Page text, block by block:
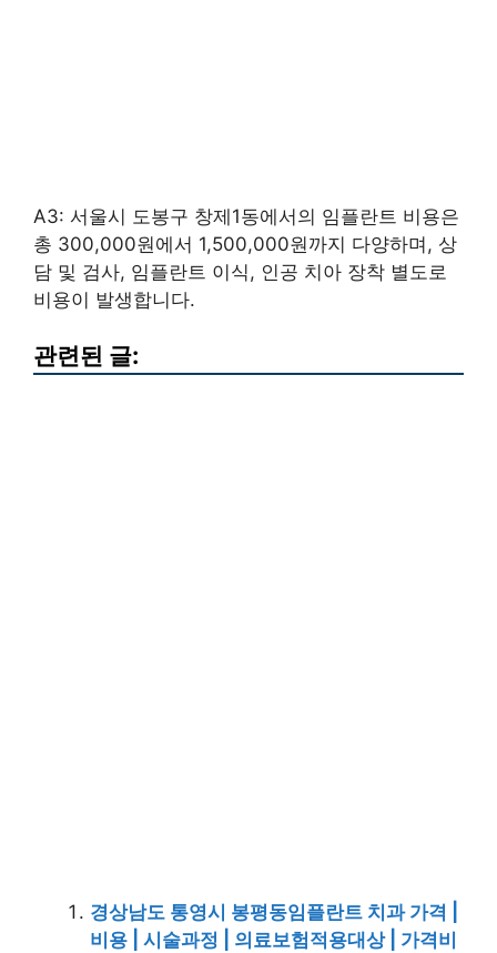
A3: 서울시 도봉구 창제1동에서의 임플란트 비용은
총 300,000원에서 1,500,000원까지 다양하며, 상
담 및 검사, 임플란트 이식, 인공 치아 장착 별도로
비용이 발생합니다.
관련된 글:
경상남도 통영시 봉평동임플란트 치과 가격 |
비용 | 시술과정 | 의료보험적용대상 | 가격비